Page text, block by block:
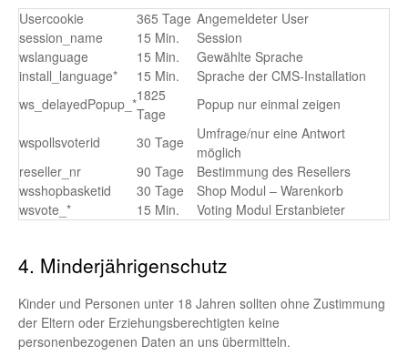
Usercookie
365 Tage Angemeldeter User
session_name
15 Min.
Session
wslanguage
15 Min.
Gewählte Sprache
install_language*
15 Min.
Sprache der CMS-Installation
ws_delayedPopup_*1825
Tage
Popup nur einmal zeigen
wspollsvoterid 30 Tage
Umfrage/nur eine Antwort
möglich
reseller_nr
90 Tage
Bestimmung des Resellers
wsshopbasketid
30 Tage
Shop Modul – Warenkorb
wsvote_*
15 Min. Voting Modul Erstanbieter
4. Minderjährigenschutz
Kinder und Personen unter 18 Jahren sollten ohne Zustimmung
der Eltern oder Erziehungsberechtigten keine
personenbezogenen Daten an uns übermitteln.